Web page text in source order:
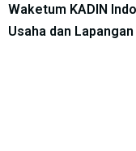
Waketum KADIN
Usaha dan